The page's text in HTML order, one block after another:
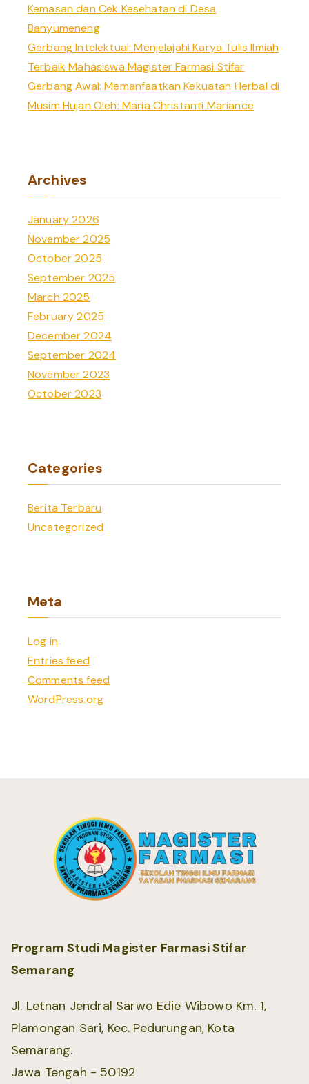
Kemasan dan Cek Kesehatan di Desa
Banyumeneng
Gerbang Intelektual: Menjelajahi Karya Tulis Ilmiah
Terbaik Mahasiswa Magister Farmasi Stifar
Gerbang Awal: Memanfaatkan Kekuatan Herbal di
Musim Hujan Oleh: Maria Christanti Mariance
Archives
January 2026
November 2025
October 2025
September 2025
March 2025
February 2025
December 2024
September 2024
November 2023
October 2023
Categories
Berita Terbaru
Uncategorized
Meta
Log in
Entries feed
Comments feed
WordPress.org
Program Studi Magister Farmasi Stifar
Semarang
Jl. Letnan Jendral Sarwo Edie Wibowo Km. 1,
Plamongan Sari, Kec. Pedurungan, Kota
Semarang.
Jawa Tengah - 50192